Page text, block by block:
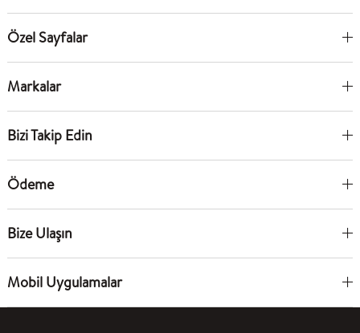
Özel Sayfalar
Markalar
Bizi Takip Edin
Ödeme
Bize Ulaşın
Mobil Uygulamalar